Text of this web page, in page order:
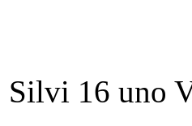
Silvi 16 uno